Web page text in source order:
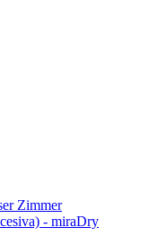
Zimmer
- miraDry